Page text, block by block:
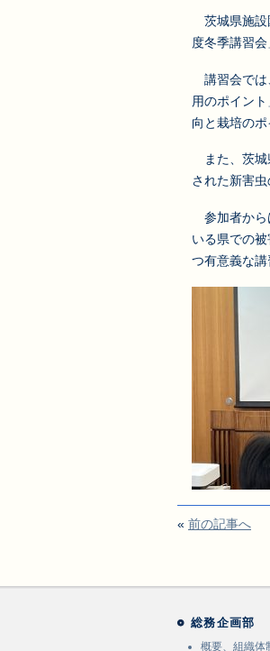
茨城県施設
度冬季講習
講習会では
用のポイン
向と栽培のポ
また、茨城
された新害
参加者から
いる県での
つ有意義な講
« 前の記事へ
総務企画部
概要、組織体